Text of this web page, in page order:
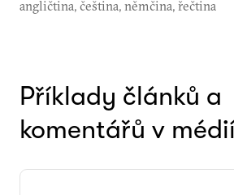
angličtina, čeština, němčina, řečtina
Příklady článků a
komentářů v